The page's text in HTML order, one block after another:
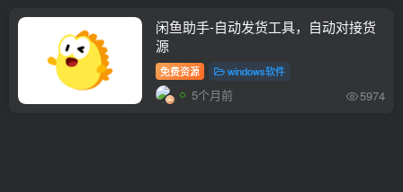
闲鱼助手-自动发货工具，自动对接货
源
免费资源 windows软件
5个月前 5974